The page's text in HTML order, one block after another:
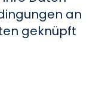
an
geknüpft